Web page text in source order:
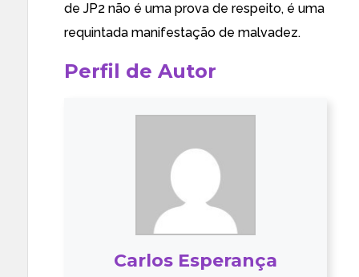
de JP2 não é uma prova de respeito, é uma
requintada manifestação de malvadez.
Perfil de Autor
Carlos Esperança